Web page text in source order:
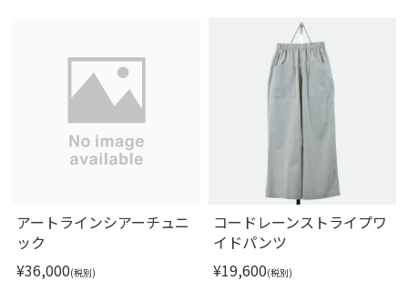
アートラインシアーチュニ
ック
¥36,000(税別)
コードレーンストライプワ
イドパンツ
¥19,600(税別)